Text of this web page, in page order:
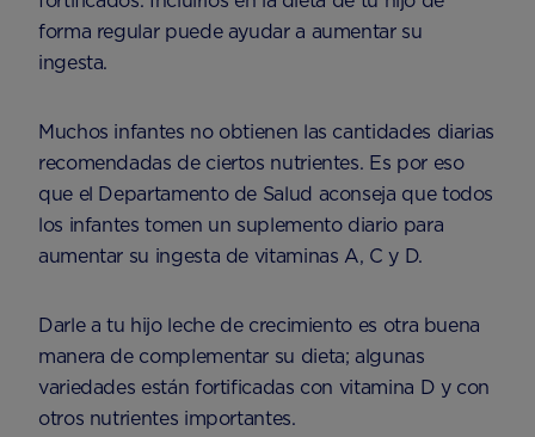
forma regular puede ayudar a aumentar su
ingesta.
Muchos infantes no obtienen las cantidades diarias
recomendadas de ciertos nutrientes. Es por eso
que el Departamento de Salud aconseja que todos
los infantes tomen un suplemento diario para
aumentar su ingesta de vitaminas A, C y D.
Darle a tu hijo leche de crecimiento es otra buena
manera de complementar su dieta; algunas
variedades están fortificadas con vitamina D y con
otros nutrientes importantes.